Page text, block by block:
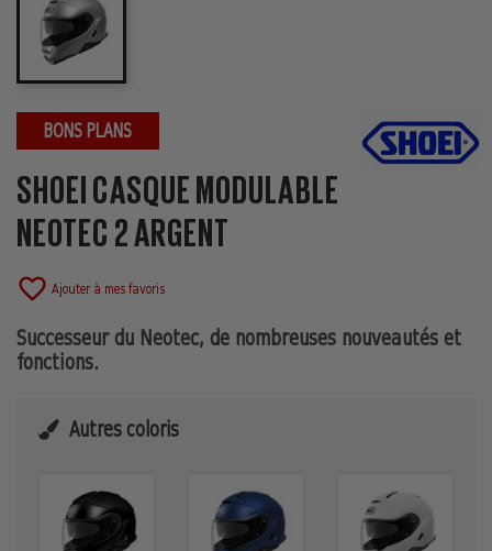
BONS PLANS
SHOEI CASQUE MODULABLE
NEOTEC 2 ARGENT
favorite_border Ajouter à mes favoris
Successeur du Neotec, de nombreuses nouveautés et
fonctions.
Autres coloris